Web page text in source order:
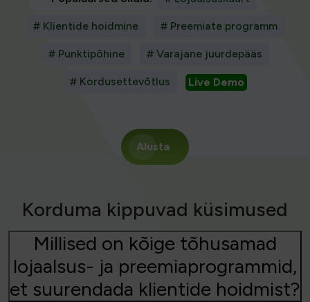
# Klientide hoidmine # Preemiate programm
# Punktipõhine # Varajane juurdepääs
# Kordusettevõtlus Live Demo
Alusta
Korduma kippuvad küsimused
Millised on kõige tõhusamad
lojaalsus- ja preemiaprogrammid,
et suurendada klientide hoidmist?